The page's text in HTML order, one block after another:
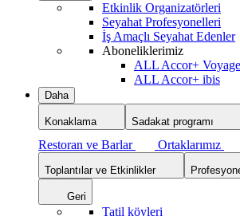
Etkinlik Organizatörleri
Seyahat Profesyonelleri
İş Amaçlı Seyahat Edenler
Aboneliklerimiz
ALL Accor+
ALL Accor+ ibis
Daha
Konaklama Sadakat programı
Restoran ve Barlar
Ortaklarımız
Toplantılar ve Etkinlikler
Geri
Tatil köyleri